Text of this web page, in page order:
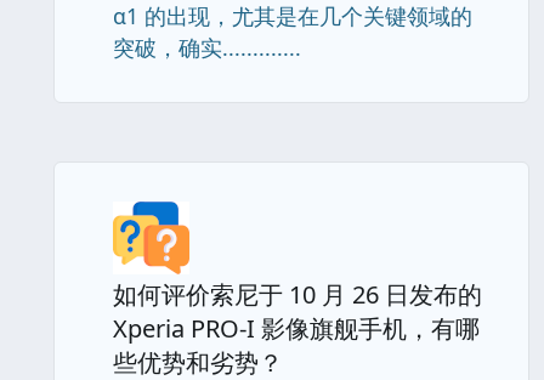
α1 的出现，尤其是在几个关键领域的
突破，确实.............
如何评价索尼于 10 月 26 日发布的
Xperia PRO-I 影像旗舰手机，有哪
些优势和劣势？